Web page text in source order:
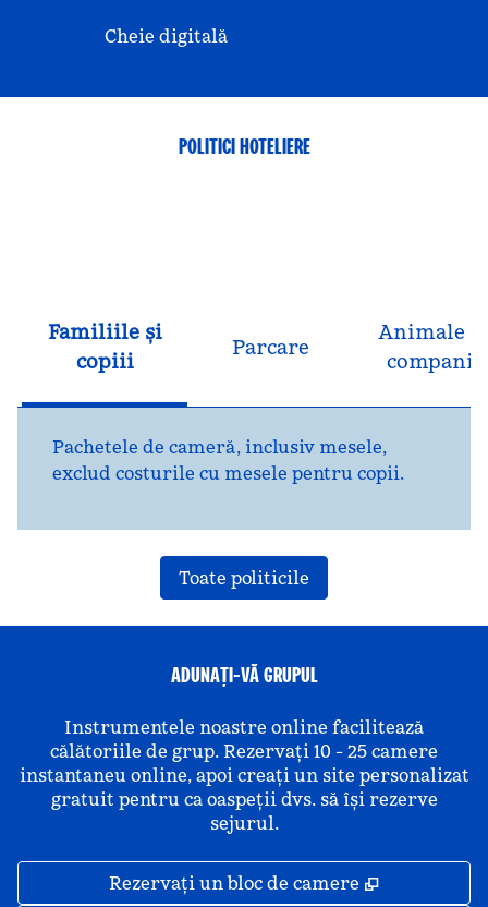
Cheie digitală
POLITICI HOTELIERE
Familiile și
copiii
Parcare
Animale
companie
Pachetele de cameră, inclusiv mesele,
exclud costurile cu mesele pentru copii.
Toate politicile
ADUNAȚI-VĂ GRUPUL
Instrumentele noastre online facilitează
călătoriile de grup. Rezervați 10 - 25 camere
instantaneu online, apoi creați un site personalizat
gratuit pentru ca oaspeții dvs. să își rezerve
sejurul.
Rezervați un bloc de camere ,